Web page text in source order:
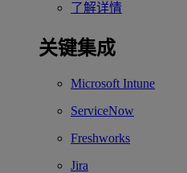
了解详情
关键集成
Microsoft Intune
ServiceNow
Freshworks
Jira